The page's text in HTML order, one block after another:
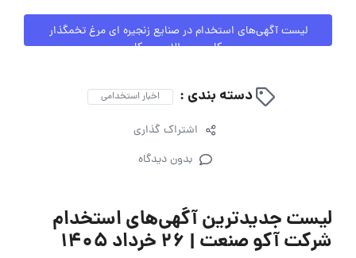
لیست آگهی‌های استخدام در صنایع زنجیره ای مرغ تخمگذار
کاسپین طلایی چیکا
دسته بندی : اخبار استخدامی
اشتراک گذاری
بدون دیدگاه
لیست جدیدترین آگهی‌های استخدام
شرکت آکو صنعت | ۲۶ خرداد ۱۴۰۵